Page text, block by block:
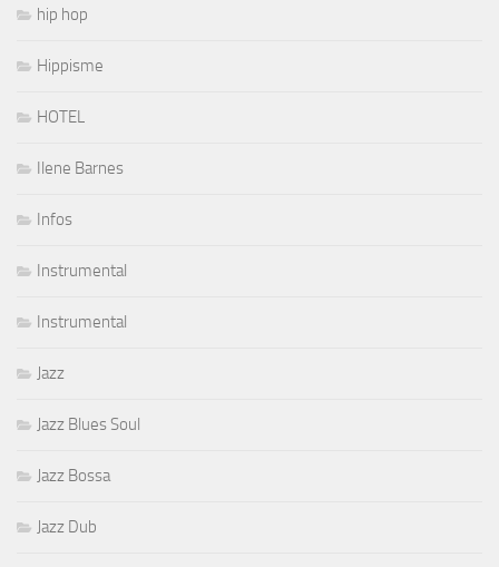
hip hop
Hippisme
HOTEL
Ilene Barnes
Infos
Instrumental
Instrumental
Jazz
Jazz Blues Soul
Jazz Bossa
Jazz Dub